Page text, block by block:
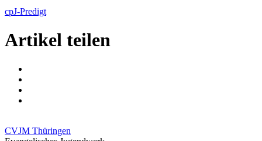
cpJ-Predigt
Artikel teilen
CVJM Thüringen